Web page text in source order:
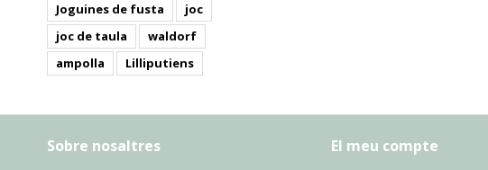
Joguines de fusta
joc
joc de taula
waldorf
ampolla
Lilliputiens
Sobre nosaltres El meu compte